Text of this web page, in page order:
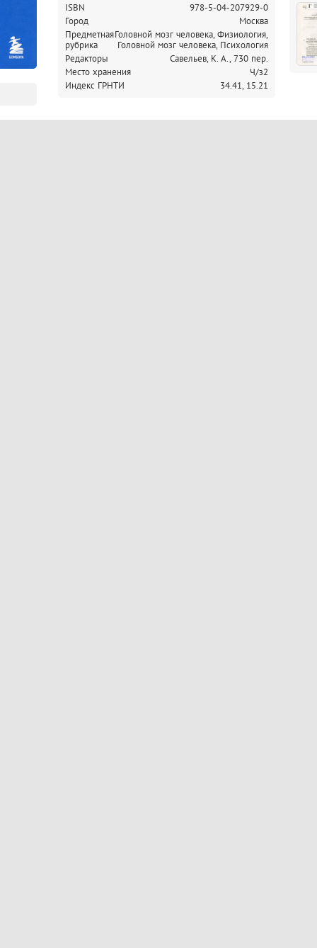
ISBN
978-5-04-207929-0
Город
Москва
Предметная
рубрика
Головной мозг человека, Физиология,
Головной мозг человека, Психология
Редакторы
Савельев, К. А., 730 пер.
Место хранения
Ч/з2
Индекс ГРНТИ
34.41, 15.21